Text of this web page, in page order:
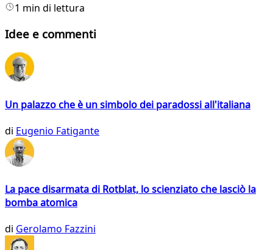
1 min di lettura
Idee e commenti
Un palazzo che è un simbolo dei paradossi all'italiana
di Eugenio Fatigante
La pace disarmata di Rotblat, lo scienziato che lasciò la
bomba atomica
di Gerolamo Fazzini